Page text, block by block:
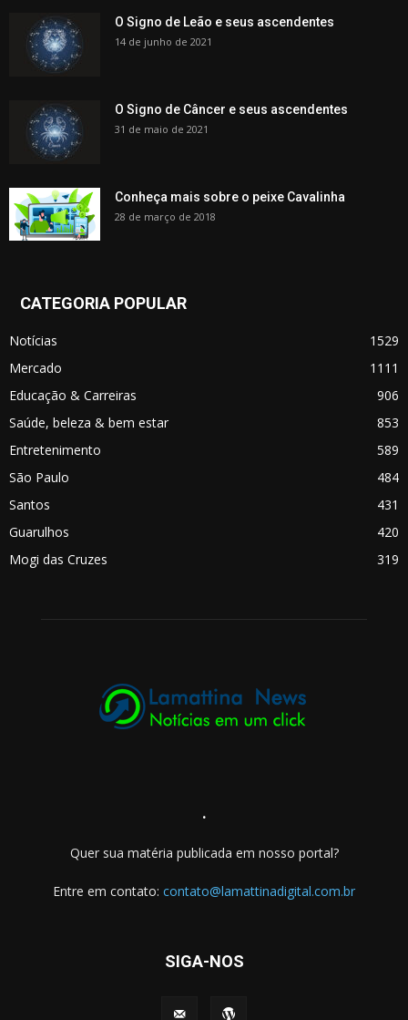
O Signo de Leão e seus ascendentes
14 de junho de 2021
O Signo de Câncer e seus ascendentes
31 de maio de 2021
Conheça mais sobre o peixe Cavalinha
28 de março de 2018
CATEGORIA POPULAR
Notícias
1529
Mercado
1111
Educação & Carreiras
906
Saúde, beleza & bem estar
853
Entretenimento
589
São Paulo
484
Santos
431
Guarulhos
420
Mogi das Cruzes
319
.
Quer sua matéria publicada em nosso portal?
Entre em contato: contato@lamattinadigital.com.br
SIGA-NOS